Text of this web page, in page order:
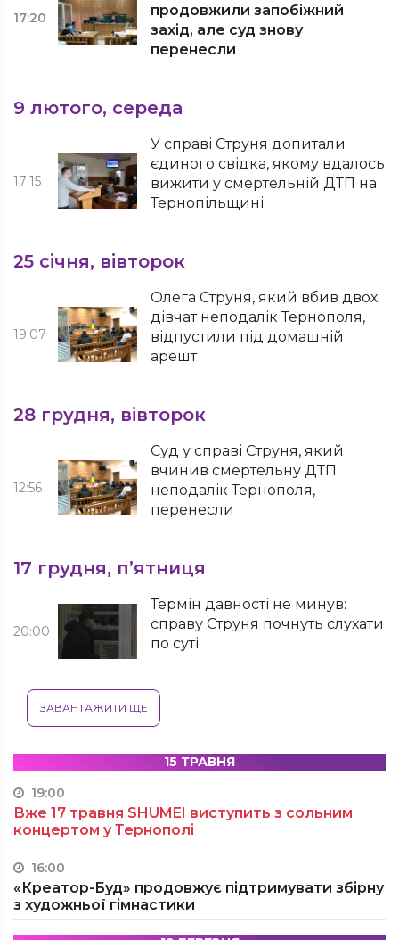
17:20
продовжили запобіжний
захід, але суд знову
перенесли
9 лютого, середа
17:15
У справі Струня допитали
єдиного свідка, якому вдалось
вижити у смертельній ДТП на
Тернопільщині
25 січня, вівторок
19:07
Олега Струня, який вбив двох
дівчат неподалік Тернополя,
відпустили під домашній
арешт
28 грудня, вівторок
12:56
Суд у справі Струня, який
вчинив смертельну ДТП
неподалік Тернополя,
перенесли
17 грудня, п’ятниця
20:00
Термін давності не минув:
справу Струня почнуть слухати
по суті
ЗАВАНТАЖИТИ ЩЕ
15 ТРАВНЯ
19:00
Вже 17 травня SHUMEI виступить з сольним
концертом у Тернополі
16:00
«Креатор-Буд» продовжує підтримувати збірну
з художньої гімнастики